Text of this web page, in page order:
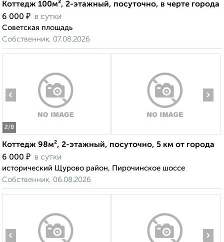
Коттедж 100м², 2-этажный, посуточно, в черте города
6 000 ₽ в сутки
Советская площадь
Собственник, 07.08.2026
2/8
‹ ›
Коттедж 98м², 2-этажный, посуточно, 5 км от города
6 000 ₽ в сутки
исторический Щурово район, Пирочинское шоссе
Собственник, 06.08.2026
‹ ›